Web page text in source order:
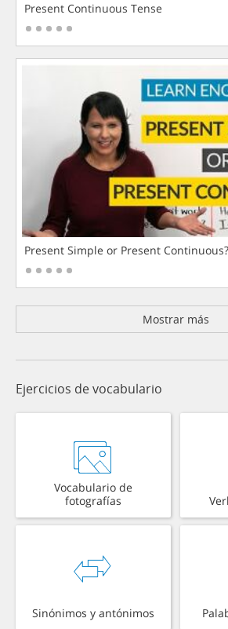
Present Continuous Tense
Present Simple or Present Continuous?
Mostrar más
Ejercicios de vocabulario
Vocabulario de
fotografías
Sinónimos y antónimos